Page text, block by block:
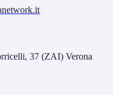
37 (ZAI) Verona